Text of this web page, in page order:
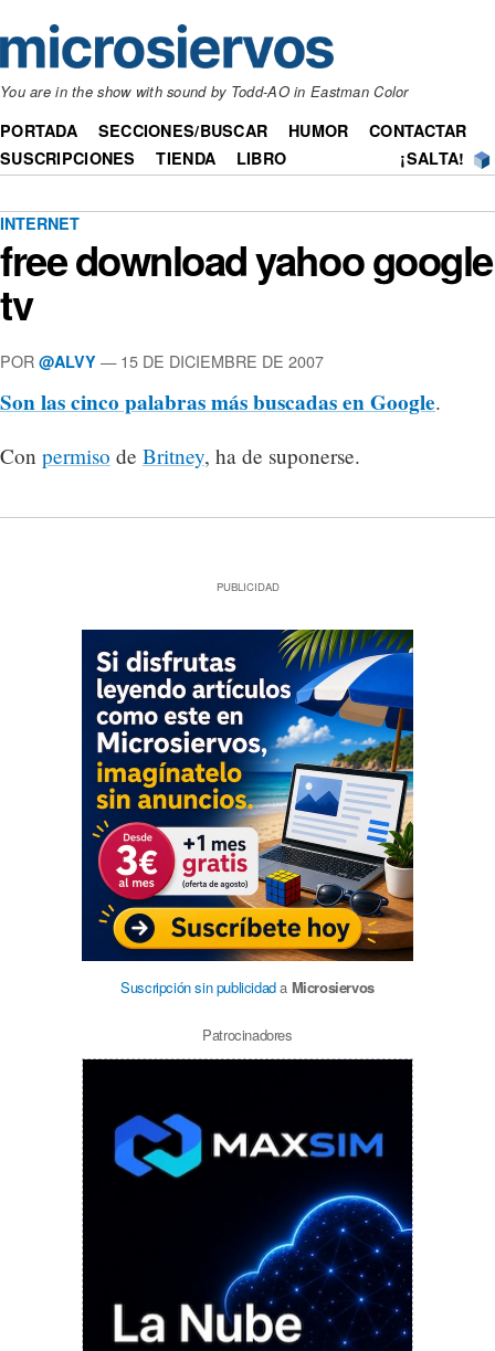
You are in the show with sound by Todd-AO in Eastman Color
PORTADA SECCIONES/BUSCAR HUMOR
CONTACTAR
SUSCRIPCIONES
TIENDA LIBRO ¡SALTA!
INTERNET
free download yahoo google
tv
POR @ALVY — 15 DE DICIEMBRE DE 2007
Son las cinco palabras más buscadas en Google.
Con permiso de Britney, ha de suponerse.
PUBLICIDAD
Suscripción sin publicidada Microsiervos
Patrocinadores